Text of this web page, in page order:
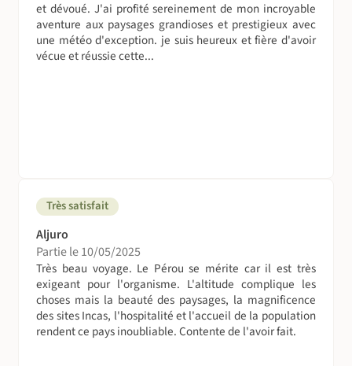
*S'il est toujours mieux d'apporter votre propre sac de
couchage, nous vous confirmons la possibilité de louer
un sac sur place. Notez que ce sac ne sera pas neuf
(quoiqu'il en soit vous apporterez votre propre "sac à
Un supplément sera à régler avant le départ si vous
disponibilités).
Les hôtels sont tous propres, confortables et bien situés :
Cuzco
Hotel Casa Elena - www.casaelenacusco.com
Guest house tenue par une famille franco-péruvienne aux
et dévoué. J'ai profité sereinement de mon incroyable
aventure aux paysages grandioses et prestigieux avec
une météo d'exception. je suis heureux et fière d'avoir
vécue et réussie cette...
Très satisfait
Aljuro
Partie le 10/05/2025
Très beau voyage. Le Pérou se mérite car il est très
exigeant pour l'organisme. L'altitude complique les
choses mais la beauté des paysages, la magnificence
des sites Incas, l'hospitalité et l'accueil de la population
rendent ce pays inoubliable. Contente de l'avoir fait.